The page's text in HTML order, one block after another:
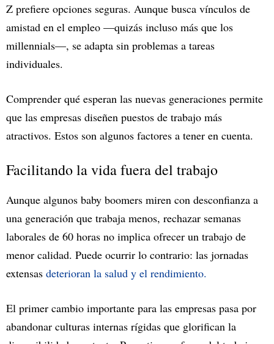
Z prefiere opciones seguras. Aunque busca vínculos de
amistad en el empleo —quizás incluso más que los
millennials—, se adapta sin problemas a tareas
individuales.
Comprender qué esperan las nuevas generaciones permite
que las empresas diseñen puestos de trabajo más
atractivos. Estos son algunos factores a tener en cuenta.
Facilitando la vida fuera del trabajo
Aunque algunos baby boomers miren con desconfianza a
una generación que trabaja menos, rechazar semanas
laborales de 60 horas no implica ofrecer un trabajo de
menor calidad. Puede ocurrir lo contrario: las jornadas
extensas deterioran la salud y el rendimiento.
El primer cambio importante para las empresas pasa por
abandonar culturas internas rígidas que glorifican la